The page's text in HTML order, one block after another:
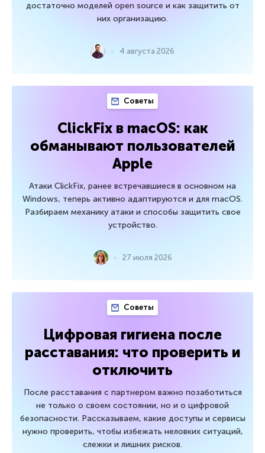
достаточно моделей open source и как защитить от
них организацию.
4 августа 2026
Советы
ClickFix в macOS: как
обманывают пользователей
Apple
Атаки ClickFix, ранее встречавшиеся в основном на
Windows, теперь активно адаптируются и для macOS.
Разбираем механику атаки и способы защитить свое
устройство.
27 июля 2026
Советы
Цифровая гигиена после
расставания: что проверить и
отключить
После расставания с партнером важно позаботиться
не только о своем состоянии, но и о цифровой
безопасности. Рассказываем, какие доступы и сервисы
нужно проверить, чтобы избежать неловких ситуаций,
слежки и лишних рисков.